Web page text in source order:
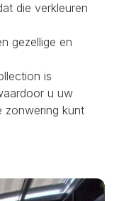
die verkleuren
gezellige en
is
u uw
zonwering kunt